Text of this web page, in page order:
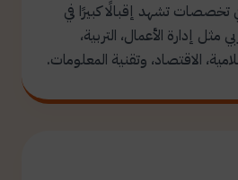
تخصصات تشهد إقبالًا كبيرًا في
مثل إدارة الأعمال، التربية،
الاقتصاد، وتقنية المعلومات.